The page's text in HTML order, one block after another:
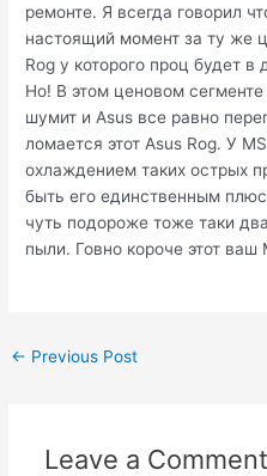
ремонте. Я всегда говорил
настоящий момент за ту же
Rog у которого проц будет в
Но! В этом ценовом
шумит и Asus все равно
ломается этот Asus Rog. У
охлаждением таких острых
быть его единственным
чуть подороже тоже таки
пыли. Говно короче этот ваш
Post
← Previous Post
Leave a Comment